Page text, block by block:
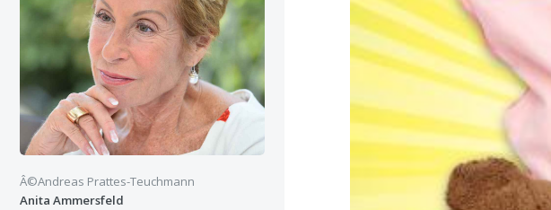
Â©Andreas Prattes-Teuchmann
Anita Ammersfeld